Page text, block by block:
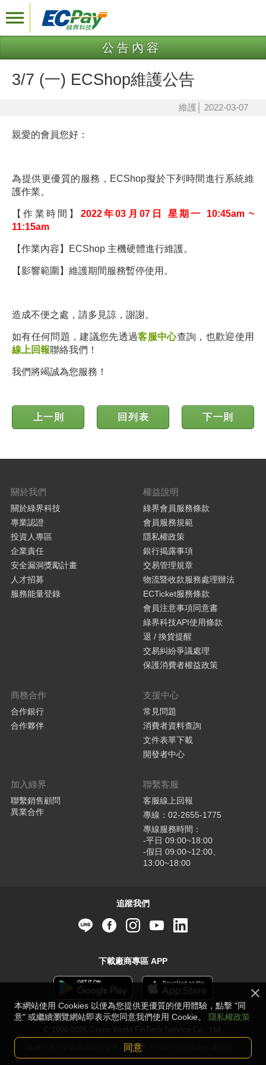
公告內容
3/7 (一) ECShop維護公告
維護 2022-03-07
親愛的會員您好：
為提供更優質的服務， ECShop擬於下列時間進行系統維
護作業。
【作業時間】 2022年03月07日 星期一 10:45am ~
11:15am
【作業內容】ECShop 主機硬體進行維護。
【影響範圍】維護期間服務暫停使用。
造成不便之處，請多見諒，謝謝。
如有任何問題，建議您先透過客服中心查詢，也歡迎使用
線上回報聯絡我們！
我們將竭誠為您服務！
上一則 回列表 下一則
關於我們
關於綠界科技
專業認證
投資人專區
企業責任
安全漏洞獎勵計畫
人才招募
服務能量登錄
權益說明
綠界會員服務條款
會員服務規範
隱私權政策
銀行揭露事項
交易管理規章
物流暨收款服務處理辦法
ECTicket服務條款
會員注意事項同意書
綠界科技API使用條款
退 / 換貨提醒
交易糾紛爭議處理
保護消費者權益政策
商務合作
合作銀行
合作夥伴
支援中心
常見問題
消費者資料查詢
文件表單下載
開發者中心
加入綠界
聯繫銷售顧問
異業合作
聯繫客服
客服線上回報
專線：02-2655-1775
專線服務時間：
-平日 09:00~18:00
-假日 09:00~12:00、
13:00~18:00
追蹤我們
下載廠商專區 APP
本網站適用於最新瀏覽器版本，若並非適用版本請更新您的瀏覽器。
本網站使用 Cookies 以便為您提供更優質的使用體驗，點擊 "同
意" 或繼續瀏覽網站即表示您同意我們使用 Cookie。
隱私權政策
同意